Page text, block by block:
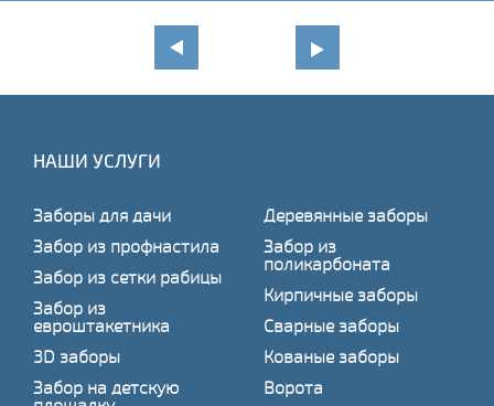
НАШИ УСЛУГИ
Заборы для дачи
Забор из профнастила
Забор из сетки рабицы
Забор из
евроштакетника
3D заборы
Забор на детскую
Деревянные заборы
Забор из
поликарбоната
Кирпичные заборы
Сварные заборы
Кованые заборы
Ворота